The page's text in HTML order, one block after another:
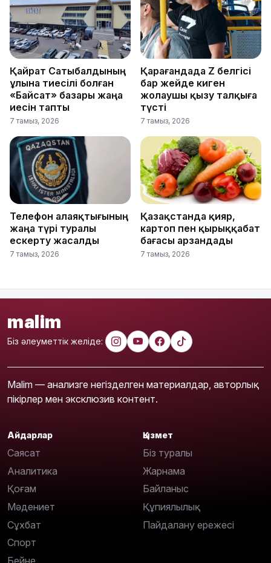
Қайрат Сатыбалдының
ұлына тиесілі болған
«Байсат» базары жаңа
иесін тапты
7 тамыз, 2026
Қарағандада Z белгісі
бар жейде киген
жолаушы қызу талқыға
түсті
7 тамыз, 2026
Телефон алаяқтығының
жаңа түрі туралы
ескерту жасалды
7 тамыз, 2026
Қазақстанда қияр,
картоп пен қырыққабат
бағасы арзандады
7 тамыз, 2026
malim
Біз әлеуметтік желіде:
Malim — анализге негізделген материалдар, авторлық
пікірлер мен эксклюзив контент.
Айдарлар
Саясат
Аналитика
Қоғам
Мәдениет
Сұхбат
Спорт
Бейне
Қызмет
Біз туралы
Жарнама
Байланыс
Құпиялылық
Пайдалану ережесі